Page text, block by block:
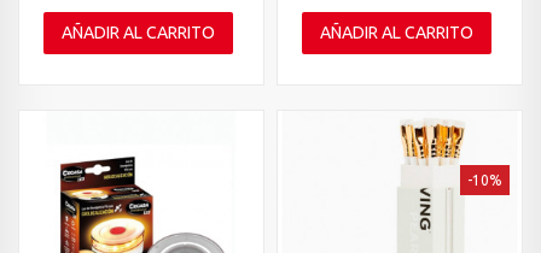
AÑADIR AL CARRITO AÑADIR AL CARRITO
-10%